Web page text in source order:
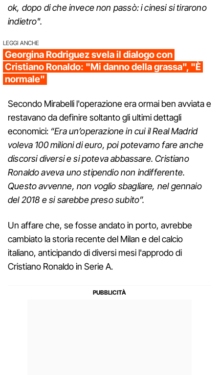
ok, dopo di che invece non passò: i cinesi si tirarono
indietro".
LEGGI ANCHE
Georgina Rodriguez svela il dialogo con
Cristiano Ronaldo: "Mi danno della grassa", "È
normale"
Secondo Mirabelli l'operazione era ormai ben avviata e
restavano da definire soltanto gli ultimi dettagli
economici: “Era un’operazione in cui il Real Madrid
voleva 100 milioni di euro, poi potevamo fare anche
discorsi diversi e si poteva abbassare. Cristiano
Ronaldo aveva uno stipendio non indifferente.
Questo avvenne, non voglio sbagliare, nel gennaio
del 2018 e si sarebbe preso subito”.
Un affare che, se fosse andato in porto, avrebbe
cambiato la storia recente del Milan e del calcio
italiano, anticipando di diversi mesi l'approdo di
Cristiano Ronaldo in Serie A.